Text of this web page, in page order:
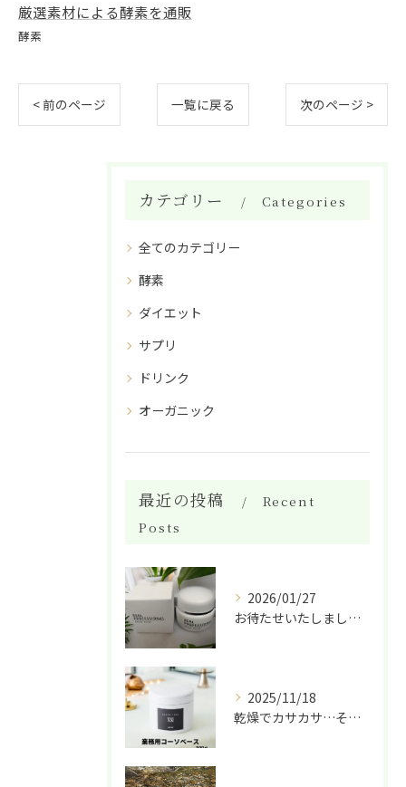
厳選素材による酵素を通販
酵素
< 前のページ 一覧に戻る 次のページ >
カテゴリー Categories
全てのカテゴリー
酵素
ダイエット
サプリ
ドリンク
オーガニック
最近の投稿
Recent
Posts
2026/01/27
お待たせいたしました！
2025/11/18
乾燥でカサカサ…そんな肌に救世主✨ 天然酵母と植物エキスでし...